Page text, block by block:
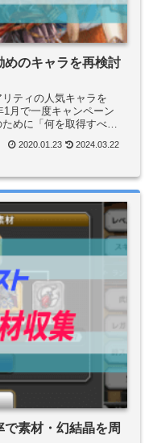
めのキャラを再検討
ティの人気キャラを
1月で一度キャンペーン
めに「何を取得すべき
2020.01.23 2024.03.22
で素材・幻結晶を周